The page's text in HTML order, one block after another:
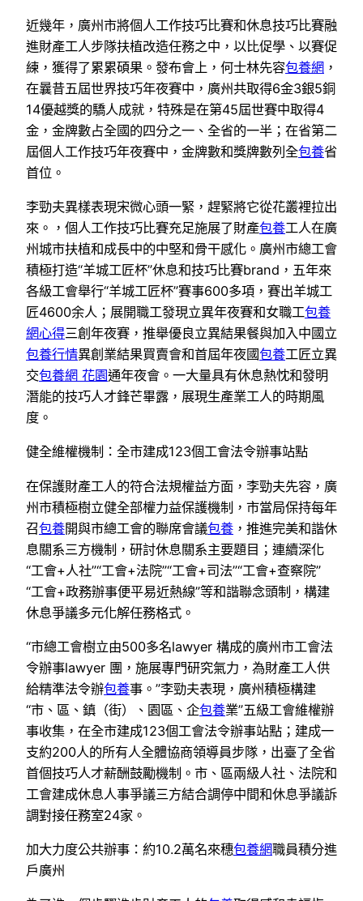
近幾年，廣州市將個人工作技巧比賽和休息技巧比賽融
進財產工人步隊扶植改造任務之中，以比促學、以賽促
練，獲得了累累碩果。發布會上，何士林先容包養網 ，
在曩昔五屆世界技巧年夜賽中，廣州共取得6金3銀5銅
14優越獎的驕人成就，特殊是在第45屆世賽中取得4
金，金牌數占全國的四分之一、全省的一半；在省第二
屆個人工作技巧年夜賽中，金牌數和獎牌數列全包養省
首位。
李勁夫異樣表現宋微心頭一緊，趕緊將它從花叢裡拉出
來。，個人工作技巧比賽充足施展了財產包養工人在廣
州城市扶植和成長中的中堅和骨干感化。廣州市總工會
積極打造“羊城工匠杯”休息和技巧比賽brand，五年來
各級工會舉行“羊城工匠杯”賽事600多項，賽出羊城工
匠4600余人；展開職工發現立異年夜賽和女職工包養
網心得三創年夜賽，推舉優良立異結果餐與加入中國立
包養行情異創業結果買賣會和首屆年夜國包養工匠立異
交包養網 花園通年夜會。一大量具有休息熱忱和發明
潛能的技巧人才鋒芒畢露，展現生產業工人的時期風
度。
健全維權機制：全市建成123個工會法令辦事站點
在保護財產工人的符合法規權益方面，李勁夫先容，廣
州市積極樹立健全部權力益保護機制，市當局保持每年
召包養開與市總工會的聯席會議包養 ，推進完美和諧休
息關系三方機制，研討休息關系主要題目；連續深化
“工會+人社”“工會+法院”“工會+司法”“工會+查察院”
“工會+政務辦事便平易近熱線”等和諧聯念頭制，構建
休息爭議多元化解任務格式。
“市總工會樹立由500多名lawyer 構成的廣州市工會法
令辦事lawyer 團，施展專門研究氣力，為財產工人供
給精準法令辦包養事。”李勁夫表現，廣州積極構建
“市、區、鎮（街）、園區、企包養業”五級工會維權辦
事收集，在全市建成123個工會法令辦事站點；建成一
支約200人的所有人全體協商領導員步隊，出臺了全省
首個技巧人才薪酬鼓勵機制。市、區兩級人社、法院和
工會建成休息人事爭議三方結合調停中間和休息爭議訴
調對接任務室24家。
加大力度公共辦事：約10.2萬名來穗包養網職員積分進
戶廣州